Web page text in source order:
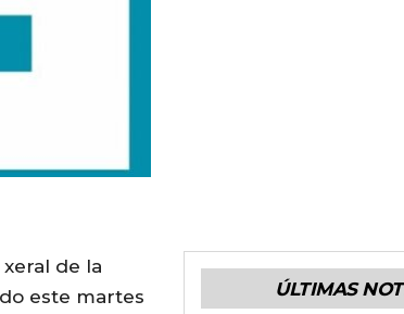
de la
este martes
ÚLTIMAS